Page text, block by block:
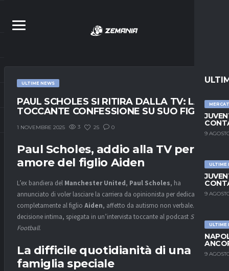
9
ULTIME
9
ULTIME
9
ULTIME NEWS
PAUL SCHOLES SI RITIRA DALLA TV: LA
TOCCANTE CONFESSIONE SU SUO FIGLIO
1 NOVEMBRE 2025 3 25 0
Paul Scholes, addio alla TV per
amore del figlio Aiden
L’ex bandiera del Manchester United, Paul Scholes, ha
annunciato di voler lasciare la carriera da opinionista per dedicarsi
completamente al figlio Aiden, affetto da autismo non verbale. Una
decisione intima, spiegata in un’intervista toccante al podcast Stick to
Football.
La difficile quotidianità di una
famiglia speciale